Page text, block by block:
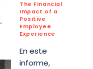
The Financial
Impact of a
Positive
Employee
Experience
En este
informe,